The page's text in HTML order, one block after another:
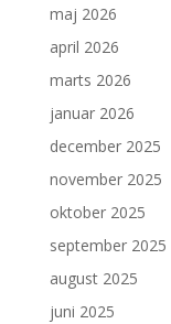
maj 2026
april 2026
marts 2026
januar 2026
december 2025
november 2025
oktober 2025
september 2025
august 2025
juni 2025